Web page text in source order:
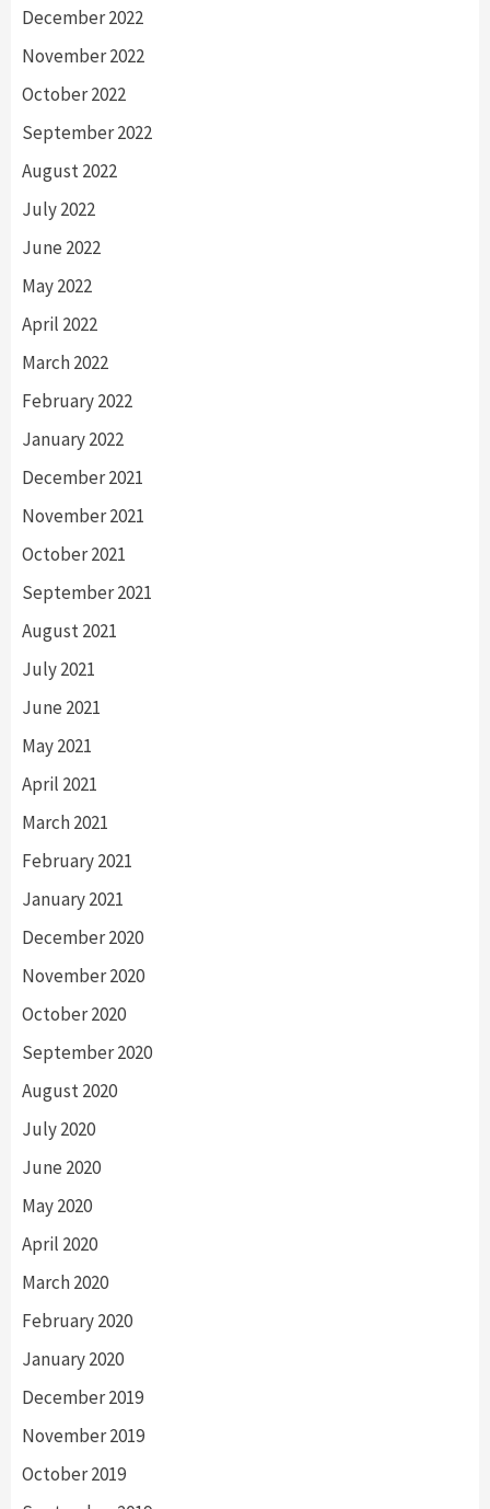
December 2022
November 2022
October 2022
September 2022
August 2022
July 2022
June 2022
May 2022
April 2022
March 2022
February 2022
January 2022
December 2021
November 2021
October 2021
September 2021
August 2021
July 2021
June 2021
May 2021
April 2021
March 2021
February 2021
January 2021
December 2020
November 2020
October 2020
September 2020
August 2020
July 2020
June 2020
May 2020
April 2020
March 2020
February 2020
January 2020
December 2019
November 2019
October 2019